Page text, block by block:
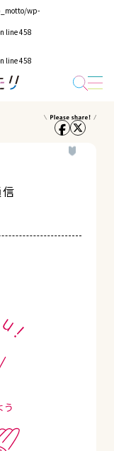
wp-
line458
line458